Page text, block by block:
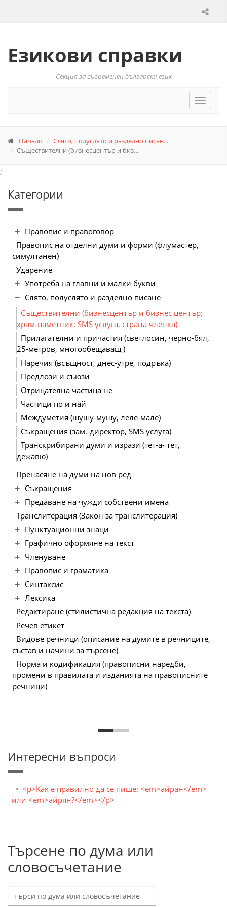
Езикови справки
Секция за съвременен български език
Toggle
Начало
Слято, полуслято и разделно писан...
Съществителни (бизнесцентър и биз...
;
Категории
Правопис и правоговор
Правопис на отделни думи и форми (флумастер,
симултанен)
Ударение
Употреба на главни и малки букви
Слято, полуслято и разделно писане
Съществителни (бизнесцентър и бизнес център;
храм-паметник; SMS услуга, страна членка)
Прилагателни и причастия (светлосин, черно-бял,
25-метров, многообещаващ )
Наречия (всъщност, днес-утре, подръка)
Предлози и съюзи
Отрицателна частица не
Частици по и най
Междуметия (шушу-мушу, леле-мале)
Съкращения (зам.-директор, SMS услуга)
Транскрибирани думи и изрази (тет-а- тет,
дежавю)
Пренасяне на думи на нов ред
Съкращения
Предаване на чужди собствени имена
Транслитерация (Закон за транслитерация)
Пунктуационни знаци
Графично оформяне на текст
Членуване
Правопис и граматика
Синтаксис
Лексика
Редактиране (стилистична редакция на текста)
Речев етикет
Видове речници (описание на думите в речниците,
състав и начини за търсене)
Норма и кодификация (правописни наредби,
промени в правилата и изданията на правописните
речници)
Интересни въпроси
<p>Как е правилно да се пише: <em>айран</em>
или <em>айрян?</em></p>
Търсене по дума или
словосъчетание